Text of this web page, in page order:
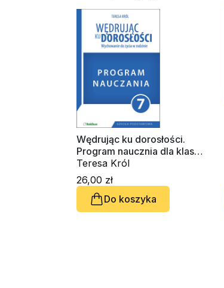
Wędrując ku dorosłości.
Program naucznia dla klasy
7
Teresa Król
26,00 zł
Do koszyka